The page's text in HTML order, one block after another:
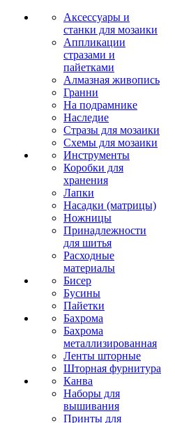
Аксессуары и
станки для мозаики
Аппликации
стразами и
пайетками
Алмазная живопись
Гранни
На подрамнике
Наследие
Стразы для мозаики
Схемы для мозаики
Инструменты
Коробки для
хранения
Лапки
Насадки (матрицы)
Ножницы
Принадлежности
для шитья
Расходные
материалы
Бисер
Бусины
Пайетки
Бахрома
Бахрома
металлизированная
Ленты шторные
Шторная фурнитура
Канва
Наборы для
вышивания
Принты для